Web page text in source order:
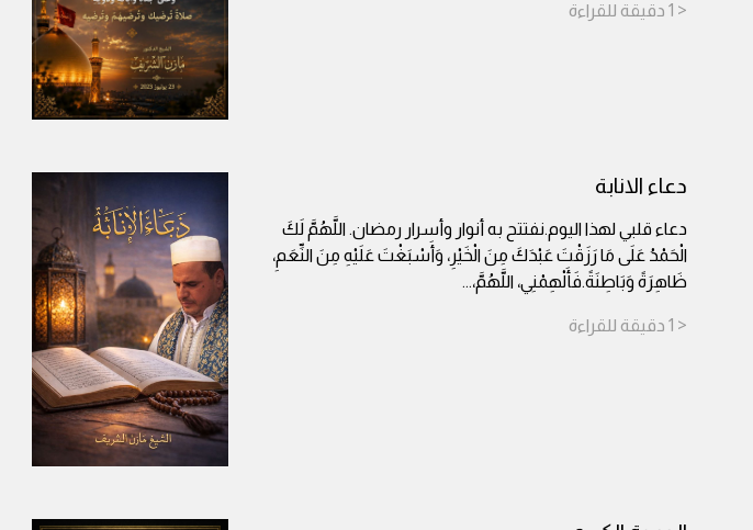
< 1 دقيقة للقراءة
دعاء الانابة
دعاء قلبي لهذا اليوم.نفتتح به أنوار وأسرار رمضان. اللَّهُمَّ لَكَ
الْحَمْدُ عَلَى مَا رَزَقْتَ عَبْدَكَ مِنَ الْخَيْرِ، وَأَسْبَغْتَ عَلَيْهِ مِنَ النِّعَمِ،
ظَاهِرَةً وَبَاطِنَةً.فَأَلْهِمْنِي، اللَّهُمَّ،...
< 1 دقيقة للقراءة